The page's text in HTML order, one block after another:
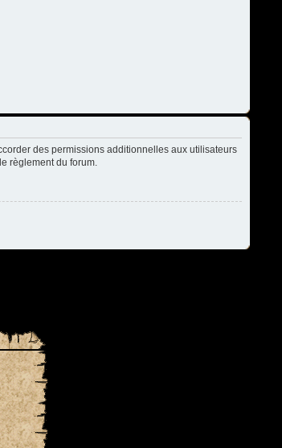
des permissions additionnelles aux utilisateurs
règlement du forum.